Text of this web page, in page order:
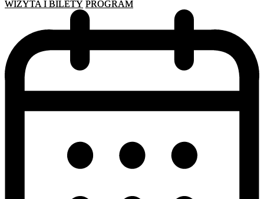
WIZYTA I BILETY PROGRAM